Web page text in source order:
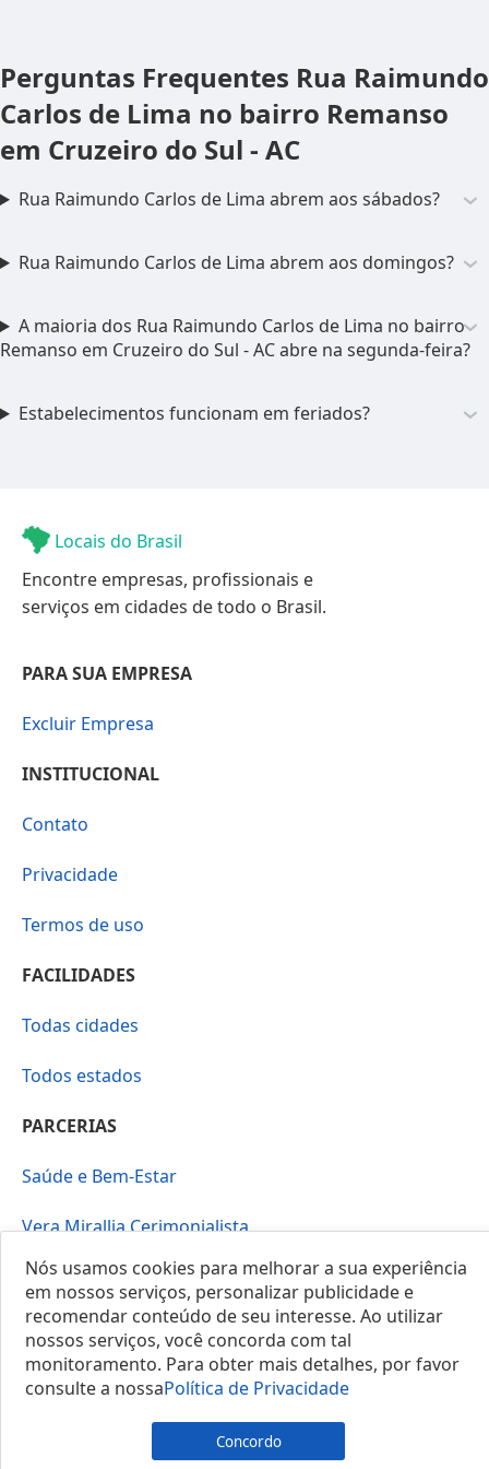
Perguntas Frequentes Rua Raimundo
Carlos de Lima no bairro Remanso
em Cruzeiro do Sul - AC
Rua Raimundo Carlos de Lima abrem aos sábados?
Rua Raimundo Carlos de Lima abrem aos domingos?
A maioria dos Rua Raimundo Carlos de Lima no bairro
Remanso em Cruzeiro do Sul - AC abre na segunda-feira?
Estabelecimentos funcionam em feriados?
Locais do Brasil
Encontre empresas, profissionais e
serviços em cidades de todo o Brasil.
PARA SUA EMPRESA
Excluir Empresa
INSTITUCIONAL
Contato
Privacidade
Termos de uso
FACILIDADES
Todas cidades
Todos estados
PARCERIAS
Saúde e Bem-Estar
Vera Mirallia Cerimonialista
© 2025 Locais do Brasil
Nós usamos cookies para melhorar a sua experiência
em nossos serviços, personalizar publicidade e
recomendar conteúdo de seu interesse. Ao utilizar
nossos serviços, você concorda com tal
monitoramento. Para obter mais detalhes, por favor
consulte a nossaPolítica de Privacidade
Concordo